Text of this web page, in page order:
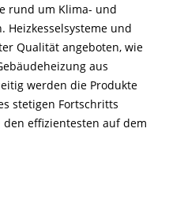
rund um Klima- und
Heizkesselsysteme und
Qualität angeboten, wie
aus
werden die Produkte
stetigen Fortschritts
den effizientesten auf dem